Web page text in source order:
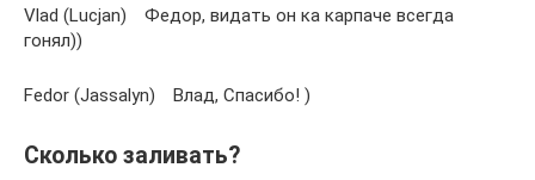
Vlad (Lucjan) Федор, видать он ка карпаче всегда
гонял))
Fedor (Jassalyn) Влад, Спасибо! )
Сколько заливать?